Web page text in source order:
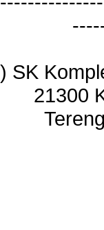
SK
21300